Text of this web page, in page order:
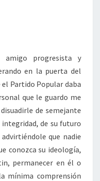
progresista y
en la puerta del
Partido Popular daba
que le guardo me
de semejante
de su futuro
que nadie
conozca su ideología,
permanecer en él o
mínima comprensión